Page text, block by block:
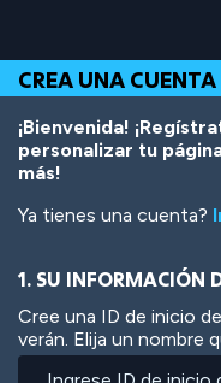
Top
of
Page
Navigation
Main
Content
Footer
contenido
principal
CREA UNA
¡Bienvenida!
personalizar tu
más!
Ya tienes una cuenta?
1. SU INFORMACIÓN
Cree una ID de inicio
verán. Elija un nombre